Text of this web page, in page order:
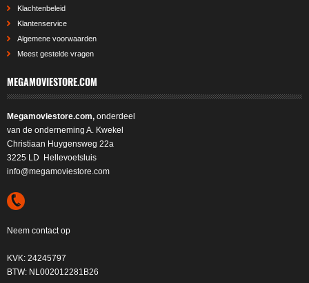
Klachtenbeleid
Klantenservice
Algemene voorwaarden
Meest gestelde vragen
MEGAMOVIESTORE.COM
Megamoviestore.com, onderdeel
van de onderneming A. Kwekel
Christiaan Huygensweg 22a
3225 LD Hellevoetsluis
info@megamoviestore.com
Neem contact op
KVK: 24245797
BTW: NL002012281B26